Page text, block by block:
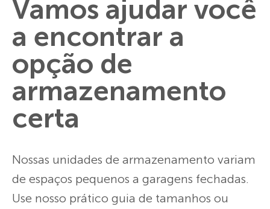
Vamos ajudar você
a encontrar a
opção de
armazenamento
certa
Nossas unidades de armazenamento variam
de espaços pequenos a garagens fechadas.
Use nosso prático guia de tamanhos ou